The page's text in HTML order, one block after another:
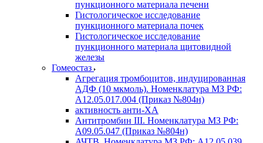
пункционного материала печени
Гистологическое исследование
пункционного материала почек
Гистологическое исследование
пункционного материала щитовидной
железы
Гомеостаз
Агрегация тромбоцитов, индуцированная
АДФ (10 мкмоль). Номенклатура МЗ РФ:
A12.05.017.004 (Приказ №804н)
активность анти-ХА
Антитромбин III. Номенклатура МЗ РФ:
A09.05.047 (Приказ №804н)